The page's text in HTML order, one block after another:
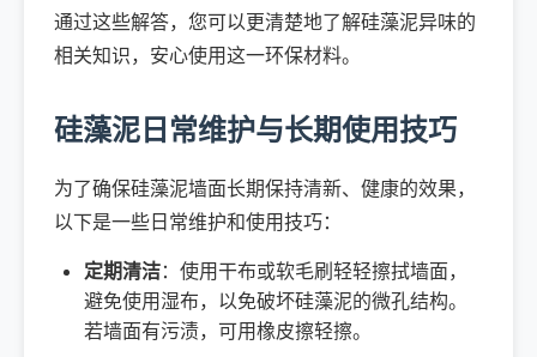
通过这些解答，您可以更清楚地了解硅藻泥异味的
相关知识，安心使用这一环保材料。
硅藻泥日常维护与长期使用技巧
为了确保硅藻泥墙面长期保持清新、健康的效果，
以下是一些日常维护和使用技巧：
定期清洁：使用干布或软毛刷轻轻擦拭墙面，
避免使用湿布，以免破坏硅藻泥的微孔结构。
若墙面有污渍，可用橡皮擦轻擦。